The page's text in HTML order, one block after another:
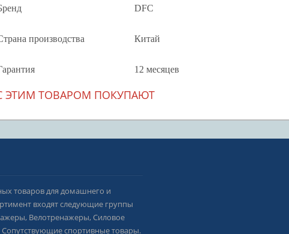
DFC
производства Китай
12 месяцев
ЭТИМ ТОВАРОМ ПОКУПАЮТ
товаров для домашнего и
входят следующие группы
Велотренажеры, Силовое
спортивные товары.